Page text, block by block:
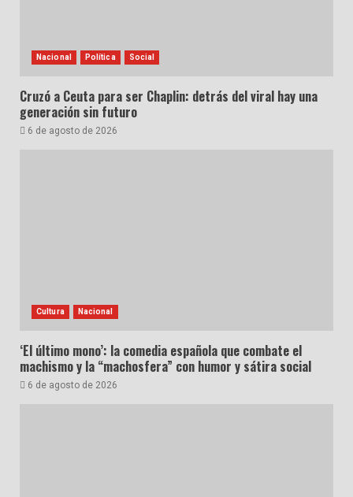
Nacional Política Social
Cruzó a Ceuta para ser Chaplin: detrás del viral hay una
generación sin futuro
6 de agosto de 2026
Cultura Nacional
‘El último mono’: la comedia española que combate el
machismo y la “machosfera” con humor y sátira social
6 de agosto de 2026